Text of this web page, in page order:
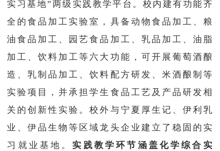
实习基地”两级实践教学平台。校内建有功能齐
全的食品加工实验室，具备动物食品加工、粮
油食品加工、园艺食品加工、乳品加工、油脂
加工、饮料加工等六大功能，可开展葡萄酒酿
造、乳制品加工、饮料配方研发、米酒酿制等
实验项目，并承担学生食品工艺及产品研发相
关的创新性实验。校外与宁夏厚生记、伊利乳
业、伊品生物等区域龙头企业建立了稳固的实
习就业基地。 实践教学环节涵盖化学综合实